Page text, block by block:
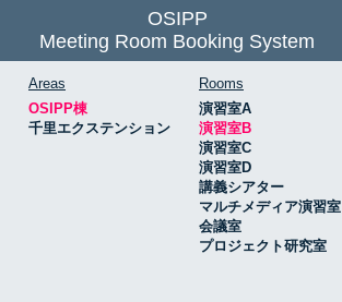
OSIPP
Meeting Room Booking System
Areas
OSIPP棟
千里エクステンション
Rooms
演習室A
演習室B
演習室C
演習室D
講義シアター
マルチメディア演習室
会議室
プロジェクト研究室